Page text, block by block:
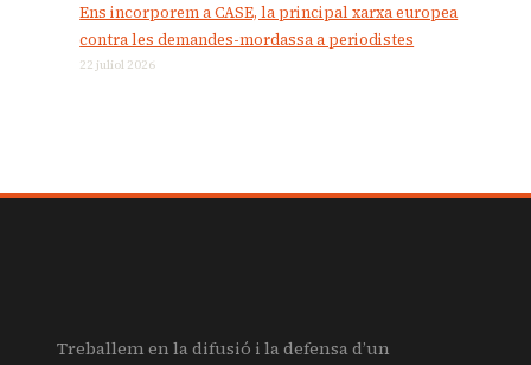
Ens incorporem a CASE, la principal xarxa europea
contra les demandes-mordassa a periodistes
22 juliol 2026
Treballem en la difusió i la defensa d’un